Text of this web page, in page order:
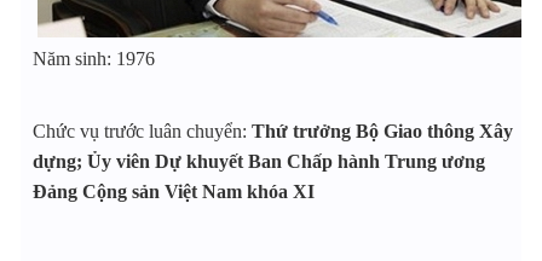
Năm sinh: 1976
Chức vụ trước luân chuyển: Thứ trưởng Bộ Giao thông Xây
dựng; Ủy viên Dự khuyết Ban Chấp hành Trung ương
Đảng Cộng sản Việt Nam khóa XI